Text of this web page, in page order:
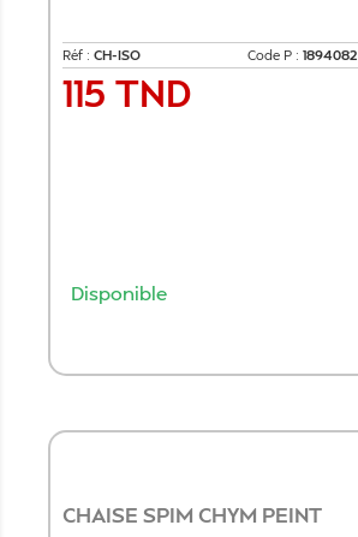
Réf : CH-ISO Code P : 1894082
Prix
115 TND
Disponible
CHAISE SPIM CHYM PEINT